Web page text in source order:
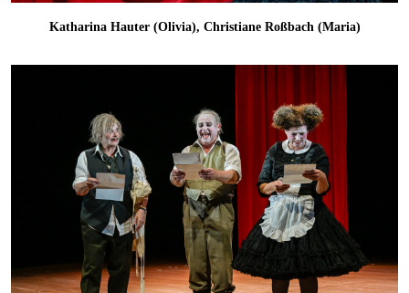
Katharina Hauter (Olivia), Christiane Roßbach (Maria)